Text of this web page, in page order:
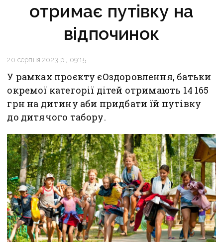
отримає путівку на
відпочинок
20 серпня 2023 р., 09:15
У рамках проєкту єОздоровлення, батьки
окремої категорії дітей отримають 14 165
грн на дитину аби придбати їй путівку
до дитячого табору.